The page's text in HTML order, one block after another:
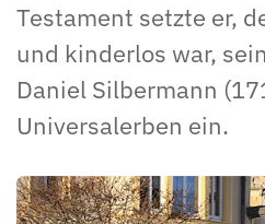
Testament setzte er,
und kinderlos war,
Daniel Silbermann
Universalerben ein.